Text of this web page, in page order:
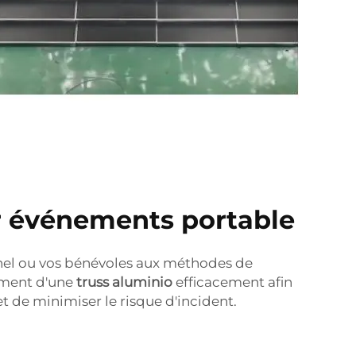
événements portable
ou vos bénévoles aux méthodes de
d'une truss aluminio efficacement afin
de minimiser le risque d'incident.